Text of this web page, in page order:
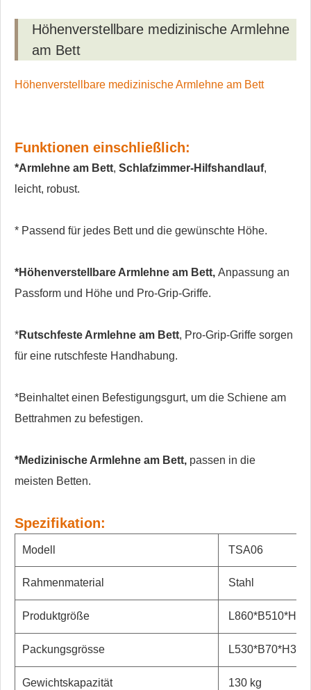
Höhenverstellbare medizinische Armlehne
am Bett
Höhenverstellbare medizinische Armlehne am Bett
Funktionen einschließlich:
*Armlehne am Bett, Schlafzimmer-Hilfshandlauf,
leicht, robust.
* Passend für jedes Bett und die gewünschte Höhe.
*Höhenverstellbare Armlehne am Bett, Anpassung an
Passform und Höhe und Pro-Grip-Griffe.
*Rutschfeste Armlehne am Bett, Pro-Grip-Griffe sorgen
für eine rutschfeste Handhabung.
*Beinhaltet einen Befestigungsgurt, um die Schiene am
Bettrahmen zu befestigen.
*Medizinische Armlehne am Bett, passen in die
meisten Betten.
Spezifikation:
Modell TSA06
Rahmenmaterial Stahl
Produktgröße
Packungsgrösse L530*B70*H370
Gewichtskapazität 130 kg